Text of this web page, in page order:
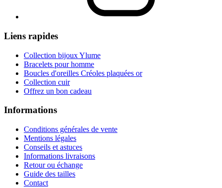
Liens rapides
Collection bijoux Ylume
Bracelets pour homme
Boucles d'oreilles Créoles plaquées or
Collection cuir
Offrez un bon cadeau
Informations
Conditions générales de vente
Mentions légales
Conseils et astuces
Informations livraisons
Retour ou échange
Guide des tailles
Contact